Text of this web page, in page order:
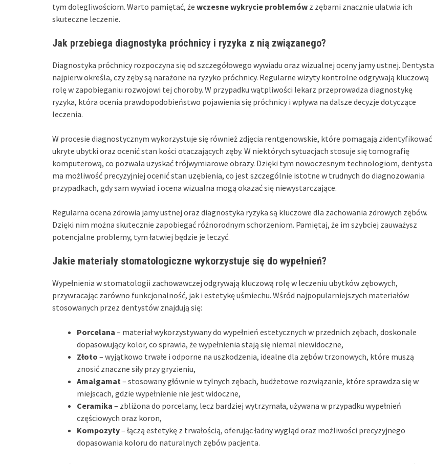
tym dolegliwościom. Warto pamiętać, że wczesne wykrycie problemów z zębami znacznie ułatwia ich
skuteczne leczenie.
Jak przebiega diagnostyka próchnicy i ryzyka z nią związanego?
Diagnostyka próchnicy rozpoczyna się od szczegółowego wywiadu oraz wizualnej oceny jamy ustnej. Dentysta
najpierw określa, czy zęby są narażone na ryzyko próchnicy. Regularne wizyty kontrolne odgrywają kluczową
rolę w zapobieganiu rozwojowi tej choroby. W przypadku wątpliwości lekarz przeprowadza diagnostykę
ryzyka, która ocenia prawdopodobieństwo pojawienia się próchnicy i wpływa na dalsze decyzje dotyczące
leczenia.
W procesie diagnostycznym wykorzystuje się również zdjęcia rentgenowskie, które pomagają zidentyfikować
ukryte ubytki oraz ocenić stan kości otaczających zęby. W niektórych sytuacjach stosuje się tomografię
komputerową, co pozwala uzyskać trójwymiarowe obrazy. Dzięki tym nowoczesnym technologiom, dentysta
ma możliwość precyzyjniej ocenić stan uzębienia, co jest szczególnie istotne w trudnych do diagnozowania
przypadkach, gdy sam wywiad i ocena wizualna mogą okazać się niewystarczające.
Regularna ocena zdrowia jamy ustnej oraz diagnostyka ryzyka są kluczowe dla zachowania zdrowych zębów.
Dzięki nim można skutecznie zapobiegać różnorodnym schorzeniom. Pamiętaj, że im szybciej zauważysz
potencjalne problemy, tym łatwiej będzie je leczyć.
Jakie materiały stomatologiczne wykorzystuje się do wypełnień?
Wypełnienia w stomatologii zachowawczej odgrywają kluczową rolę w leczeniu ubytków zębowych,
przywracając zarówno funkcjonalność, jak i estetykę uśmiechu. Wśród najpopularniejszych materiałów
stosowanych przez dentystów znajdują się:
Porcelana – materiał wykorzystywany do wypełnień estetycznych w przednich zębach, doskonale
dopasowujący kolor, co sprawia, że wypełnienia stają się niemal niewidoczne,
Złoto – wyjątkowo trwałe i odporne na uszkodzenia, idealne dla zębów trzonowych, które muszą
znosić znaczne siły przy gryzieniu,
Amalgamat – stosowany głównie w tylnych zębach, budżetowe rozwiązanie, które sprawdza się w
miejscach, gdzie wypełnienie nie jest widoczne,
Ceramika – zbliżona do porcelany, lecz bardziej wytrzymała, używana w przypadku wypełnień
częściowych oraz koron,
Kompozyty– łączą estetykę z trwałością, oferując ładny wygląd oraz możliwości precyzyjnego
dopasowania koloru do naturalnych zębów pacjenta.